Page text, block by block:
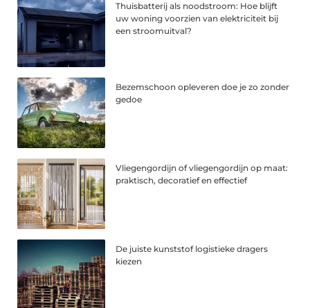
Thuisbatterij als noodstroom: Hoe blijft
uw woning voorzien van elektriciteit bij
een stroomuitval?
Bezemschoon opleveren doe je zo zonder
gedoe
Vliegengordijn of vliegengordijn op maat:
praktisch, decoratief en effectief
De juiste kunststof logistieke dragers
kiezen